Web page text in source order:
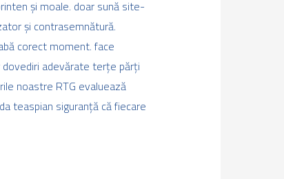
și moale. doar sună site-
și contrasemnătură.
corect moment. face
adevărate terțe părți
noastre RTG evaluează
teaspian siguranță că fiecare